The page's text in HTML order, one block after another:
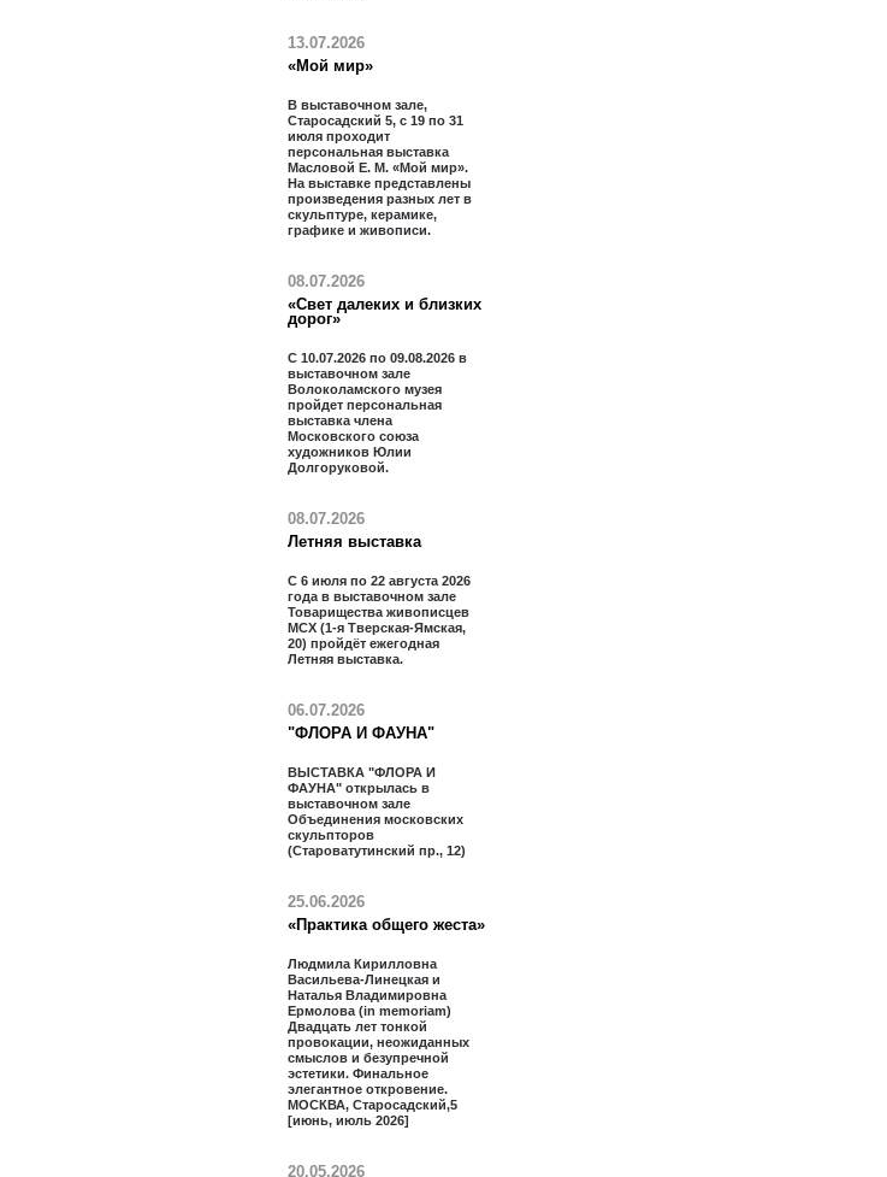
13.07.2026
«Мой мир»
В выставочном зале,
Старосадский 5, с 19 по 31
июля проходит
персональная выставка
Масловой Е. М. «Мой мир».
На выставке представлены
произведения разных лет в
скульптуре, керамике,
графике и живописи.
08.07.2026
«Свет далеких и близких
дорог»
С 10.07.2026 по 09.08.2026 в
выставочном зале
Волоколамского музея
пройдет персональная
выставка члена
Московского союза
художников Юлии
Долгоруковой.
08.07.2026
Летняя выставка
С 6 июля по 22 августа 2026
года в выставочном зале
Товарищества живописцев
МСХ (1-я Тверская-Ямская,
20) пройдёт ежегодная
Летняя выставка.
06.07.2026
"ФЛОРА И ФАУНА"
ВЫСТАВКА "ФЛОРА И
ФАУНА" открылась в
выставочном зале
Объединения московских
скульпторов
(Староватутинский пр., 12)
25.06.2026
«Практика общего жеста»
Людмила Кирилловна
Васильева-Линецкая и
Наталья Владимировна
Ермолова (in memoriam)
Двадцать лет тонкой
провокации, неожиданных
смыслов и безупречной
эстетики. Финальное
элегантное откровение.
МОСКВА, Старосадский,5
[июнь, июль 2026]
20.05.2026